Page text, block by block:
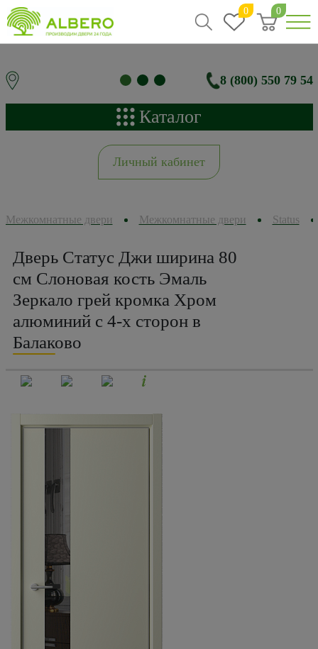
0 0
8 (800) 550 79 54
Каталог
Личный кабинет
Межкомнатные двери Межкомнатные двери Status
Дверь Статус Джи ширина 80
см Слоновая кость Эмаль
Зеркало грей кромка Хром
алюминий с 4-х сторон в
Балаково